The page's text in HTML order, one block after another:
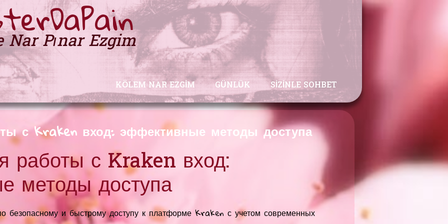
Nar Pınar Ezgim
KÖLEM NAR EZGIM GÜNLÜK SIZINLE SOHBET
с Kraken вход: эффективные методы доступа
работы с Kraken вход:
методы доступа
безопасному и быстрому доступу к платформе Kraken с учетом современных